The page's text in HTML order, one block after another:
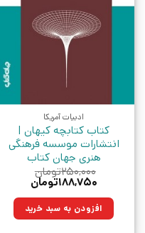
ادبیات آمریکا
کتاب کتابچه کیهان |
انتشارات موسسه فرهنگی
هنری جهان کتاب
۲۵۰,۰۰۰تومان
قیمت
۲۵۰,۰۰۰تومان
بود.
۱۸۸,۷۵۰تومان
۱۸۸,۷۵۰تومان.افزودن به سبد خرید